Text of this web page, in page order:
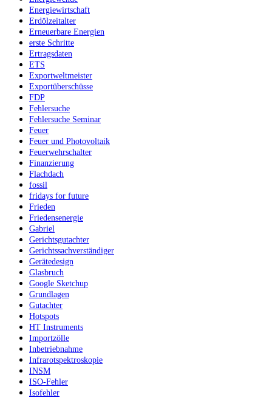
Energiewirtschaft
Erdölzeitalter
Erneuerbare Energien
erste Schritte
Ertragsdaten
ETS
Exportweltmeister
Exportüberschüsse
FDP
Fehlersuche
Fehlersuche Seminar
Feuer
Feuer und Photovoltaik
Feuerwehrschalter
Finanzierung
Flachdach
fossil
fridays for future
Frieden
Friedensenergie
Gabriel
Gerichtsgutachter
Gerichtssachverständiger
Gerätedesign
Glasbruch
Google Sketchup
Grundlagen
Gutachter
Hotspots
HT Instruments
Importzölle
Inbetriebnahme
Infrarotspektroskopie
INSM
ISO-Fehler
Isofehler